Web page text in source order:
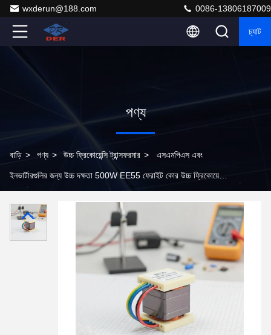
wxderun@188.com 0086-13806187009
চ্যাট
পণ্য
বাড়ি > পণ্য > উচ্চ ফ্রিকোয়েন্সি ট্রান্সফরমার > এসএমপিএস এবং
ইনভার্টারগুলির জন্য উচ্চ দক্ষতা 500W EE55 ফেরাইট কোর উচ্চ ফ্রিকোয়েন্সি